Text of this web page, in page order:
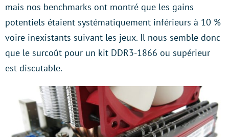
mais nos benchmarks ont montré que les gains
potentiels étaient systématiquement inférieurs à 10 %
voire inexistants suivant les jeux. Il nous semble donc
que le surcoût pour un kit DDR3-1866 ou supérieur
est discutable.